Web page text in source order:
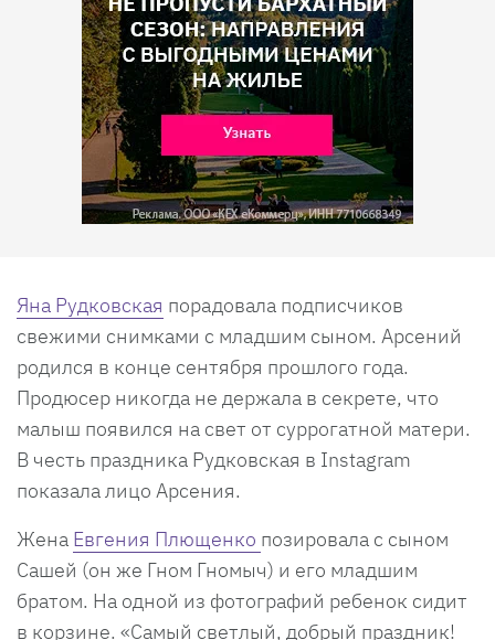
Яна Рудковская порадовала подписчиков
свежими снимками с младшим сыном. Арсений
родился в конце сентября прошлого года.
Продюсер никогда не держала в секрете, что
малыш появился на свет от суррогатной матери.
В честь праздника Рудковская в Instagram
показала лицо Арсения.
Жена Евгения Плющенко позировала с сыном
Сашей (он же Гном Гномыч) и его младшим
братом. На одной из фотографий ребенок сидит
в корзине. «Самый светлый, добрый праздник!